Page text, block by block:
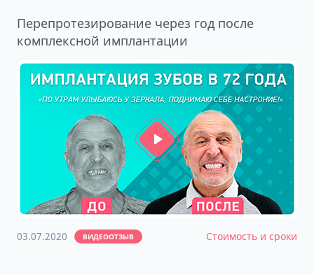
Перепротезирование через год после
комплексной имплантации
03.07.2020 ВИДЕООТЗЫВ Стоимость и сроки